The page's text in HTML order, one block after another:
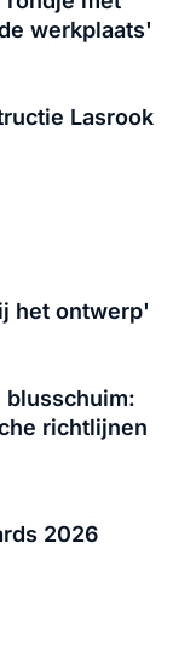
werkplaats'
Lasrook
het ontwerp'
blusschuim:
richtlijnen
2026